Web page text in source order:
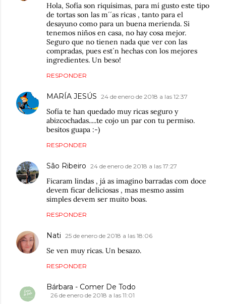
Hola, Sofía son riquísimas, para mí gusto este tipo
de tortas son las m´´as ricas , tanto para el
desayuno como para un buena merienda. Si
tenemos niños en casa, no hay cosa mejor.
Seguro que no tienen nada que ver con las
compradas, pues est´n hechas con los mejores
ingredientes. Un beso!
RESPONDER
MARÍA JESÚS 24 de enero de 2018 a las 12:37
Sofía te han quedado muy ricas seguro y
abizcochadas.....te cojo un par con tu permiso.
besitos guapa :-)
RESPONDER
São Ribeiro 24 de enero de 2018 a las 17:27
Ficaram lindas , já as imagino barradas com doce
devem ficar deliciosas , mas mesmo assim
simples devem ser muito boas.
RESPONDER
Nati 25 de enero de 2018 a las 18:06
Se ven muy ricas. Un besazo.
RESPONDER
Bárbara - Comer De Todo
26 de enero de 2018 a las 11:01